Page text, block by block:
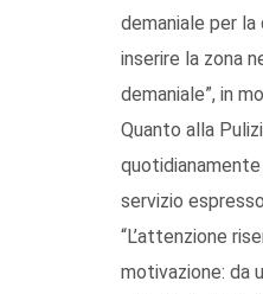
demaniale per
inserire la zona
demaniale”, in
Quanto alla
servizio
“L’attenzione
motivazione: da